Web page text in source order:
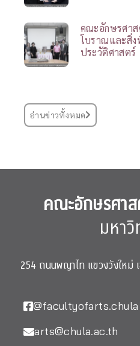
คณะอักษรศาส
โบราณและสิ่
ประวัติศาสตร์
อ่านข่าวทั้งหมด
คณะอักษรศา
มหา
254 ถนนพญาไท แขวงวังใหม่
@facultyofarts.chula
arts@chula.ac.th